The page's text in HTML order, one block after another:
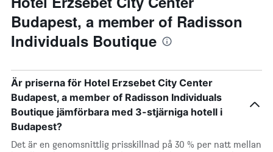
Budapest, a member of Radisson
Individuals Boutique
Är priserna för Hotel Erzsebet City Center
Budapest, a member of Radisson Individuals
Boutique jämförbara med 3-stjärniga hotell i
Budapest?
Det är en genomsnittlig prisskillnad på 30 % per natt mellan